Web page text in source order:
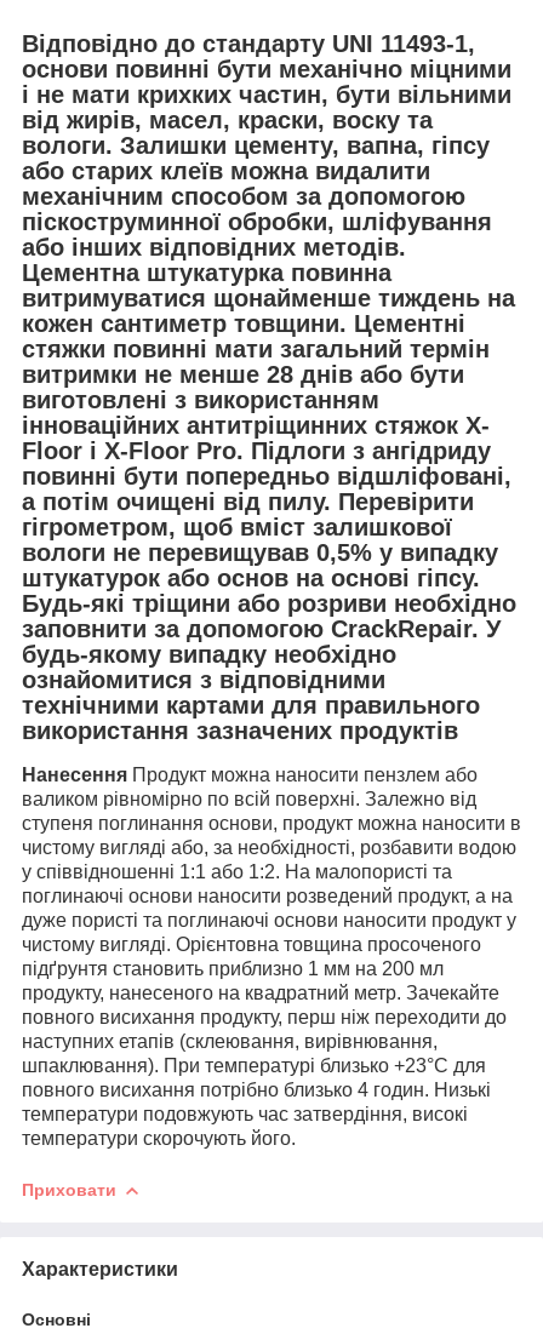
Відповідно до стандарту UNI 11493-1,
основи повинні бути механічно міцними
і не мати крихких частин, бути вільними
від жирів, масел, краски, воску та
вологи. Залишки цементу, вапна, гіпсу
або старих клеїв можна видалити
механічним способом за допомогою
піскоструминної обробки, шліфування
або інших відповідних методів.
Цементна штукатурка повинна
витримуватися щонайменше тиждень на
кожен сантиметр товщини. Цементні
стяжки повинні мати загальний термін
витримки не менше 28 днів або бути
виготовлені з використанням
інноваційних антитріщинних стяжок X-
Floor і X-Floor Pro. Підлоги з ангідриду
повинні бути попередньо відшліфовані,
а потім очищені від пилу. Перевірити
гігрометром, щоб вміст залишкової
вологи не перевищував 0,5% у випадку
штукатурок або основ на основі гіпсу.
Будь-які тріщини або розриви необхідно
заповнити за допомогою CrackRepair. У
будь-якому випадку необхідно
ознайомитися з відповідними
технічними картами для правильного
використання зазначених продуктів
Нанесення Продукт можна наносити пензлем або
валиком рівномірно по всій поверхні. Залежно від
ступеня поглинання основи, продукт можна наносити в
чистому вигляді або, за необхідності, розбавити водою
у співвідношенні 1:1 або 1:2. На малопористі та
поглинаючі основи наносити розведений продукт, а на
дуже пористі та поглинаючі основи наносити продукт у
чистому вигляді. Орієнтовна товщина просоченого
підґрунтя становить приблизно 1 мм на 200 мл
продукту, нанесеного на квадратний метр. Зачекайте
повного висихання продукту, перш ніж переходити до
наступних етапів (склеювання, вирівнювання,
шпаклювання). При температурі близько +23°C для
повного висихання потрібно близько 4 годин. Низькі
температури подовжують час затвердіння, високі
температури скорочують його.
Приховати
Характеристики
Основні